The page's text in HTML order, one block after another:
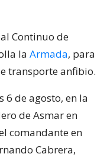
Continuo de
la Armada, para
transporte anfibio.
6 de agosto, en la
de Asmar en
comandante en
Cabrera,